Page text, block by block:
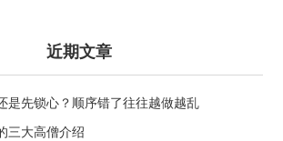
近期文章
是先锁心？顺序错了往往越做越乱
三大高僧介绍